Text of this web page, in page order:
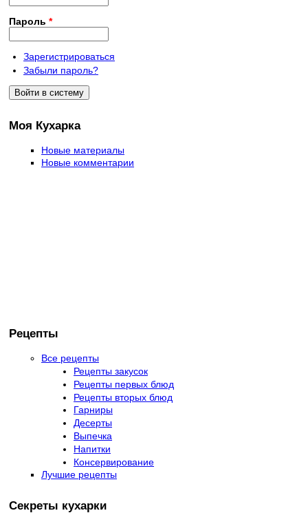
Пароль *
Зарегистрироваться
Забыли пароль?
Моя Кухарка
Новые материалы
Новые комментарии
Рецепты
Все рецепты
Рецепты закусок
Рецепты первых блюд
Рецепты вторых блюд
Гарниры
Десерты
Выпечка
Напитки
Консервирование
Лучшие рецепты
Секреты кухарки